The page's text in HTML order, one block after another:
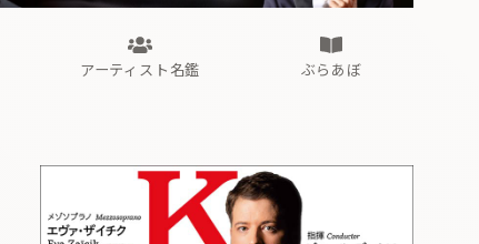
ぶらあぼブラス！
フォルテピアノ・オデッセイ
アーティスト名鑑 ぶらあぼ